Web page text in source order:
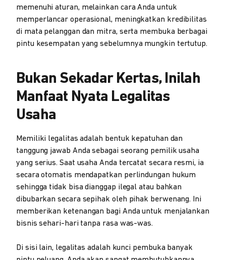
memenuhi aturan, melainkan cara Anda untuk
memperlancar operasional, meningkatkan kredibilitas
di mata pelanggan dan mitra, serta membuka berbagai
pintu kesempatan yang sebelumnya mungkin tertutup.
Bukan Sekadar Kertas, Inilah
Manfaat Nyata Legalitas
Usaha
Memiliki legalitas adalah bentuk kepatuhan dan
tanggung jawab Anda sebagai seorang pemilik usaha
yang serius. Saat usaha Anda tercatat secara resmi, ia
secara otomatis mendapatkan perlindungan hukum
sehingga tidak bisa dianggap ilegal atau bahkan
dibubarkan secara sepihak oleh pihak berwenang. Ini
memberikan ketenangan bagi Anda untuk menjalankan
bisnis sehari-hari tanpa rasa was-was.
Di sisi lain, legalitas adalah kunci pembuka banyak